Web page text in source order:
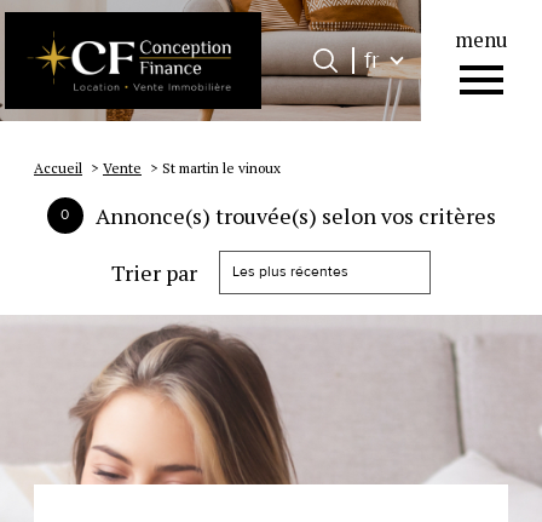
menu
Langue
fr
Accueil
Langue
fr
Accueil Vente St martin le vinoux
0
Annonce(s) trouvée(s) selon vos critères
Trier par
Les plus récentes